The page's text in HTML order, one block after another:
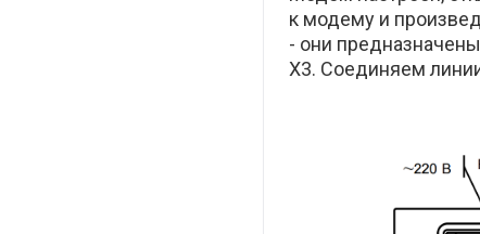
к модему и
- они
X3. Соединяем